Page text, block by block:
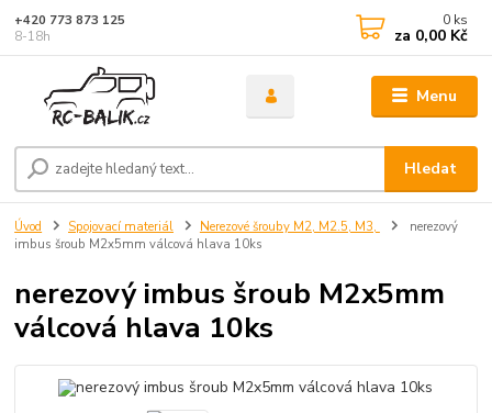
Menu
Hledat
+420 773 873 125
8-18h
0 ks
za 0,00 Kč
Úvod Spojovací materiál Nerezové šrouby M2, M2.5, M3,
nerezový
imbus šroub M2x5mm válcová hlava 10ks
nerezový imbus šroub M2x5mm
válcová hlava 10ks